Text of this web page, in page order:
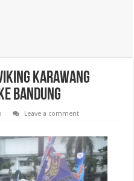
Karawang
Bandung
Leave a comment